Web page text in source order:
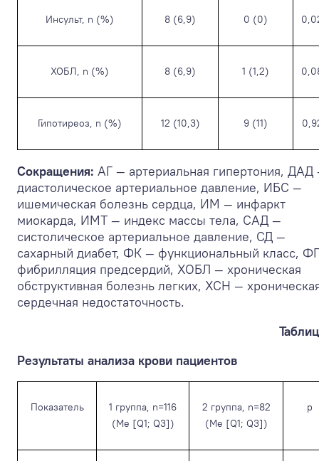
Инсульт, n (%) 8 (6,9) 0 (0)
ХОБЛ, n (%) 8 (6,9) 1 (1,2)
Гипотиреоз, n (%) 12 (10,3) 9 (11)
Сокращения: АГ — артериальная гипертония, ДАД
диастолическое артериальное давление, ИБС —
ишемическая болезнь сердца, ИМ — инфаркт
миокарда, ИМТ — индекс массы тела, САД —
систолическое артериальное давление, СД —
сахарный диабет, ФК — функциональный класс,
фибрилляция предсердий, ХОБЛ — хроническая
обструктивная болезнь легких, ХСН —
сердечная недостаточность.
Результаты анализа крови пациентов
Показатель
1 группа, n=116
(Me [Q1; Q3])
2 группа, n=82
(Me [Q1; Q3])
p